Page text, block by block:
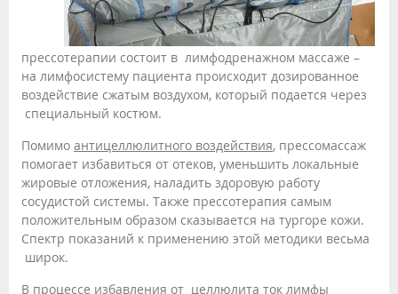
прессотерапии состоит в лимфодренажном массаже –
на лимфосистему пациента происходит дозированное
воздействие сжатым воздухом, который подается через
специальный костюм.
Помимо антицеллюлитного воздействия, прессомассаж
помогает избавиться от отеков, уменьшить локальные
жировые отложения, наладить здоровую работу
сосудистой системы. Также прессотерапия самым
положительным образом сказывается на тургоре кожи.
Спектр показаний к применению этой методики весьма
широк.
В процессе избавления от целлюлита ток лимфы